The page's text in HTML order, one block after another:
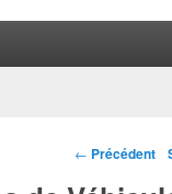
← Précédent